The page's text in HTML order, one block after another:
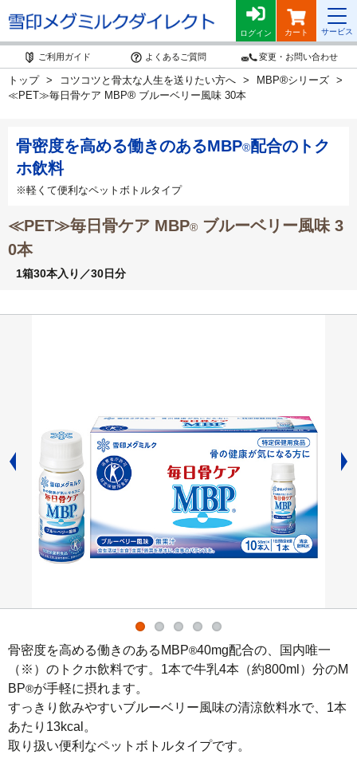
ログイン カート サービス
ご利用ガイド よくあるご質問 変更・お問い合わせ
トップ コツコツと骨太な人生を送りたい方へ MBP®シリーズ
≪PET≫毎日骨ケア MBP® ブルーベリー風味 30本
骨密度を高める働きのあるMBP®配合のトク
ホ飲料
※軽くて便利なペットボトルタイプ
≪PET≫毎日骨ケア MBP® ブルーベリー風味 3
0本
1箱30本入り／30日分
骨密度を高める働きのあるMBP®40mg配合の、国内唯一
（※）のトクホ飲料です。1本で牛乳4本（約800ml）分のM
BP®が手軽に摂れます。
すっきり飲みやすいブルーベリー風味の清涼飲料水で、1本
あたり13kcal。
取り扱い便利なペットボトルタイプです。